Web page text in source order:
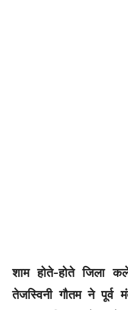
शाम होते-होते जिला
तेजस्विनी गौतम ने पूर्व